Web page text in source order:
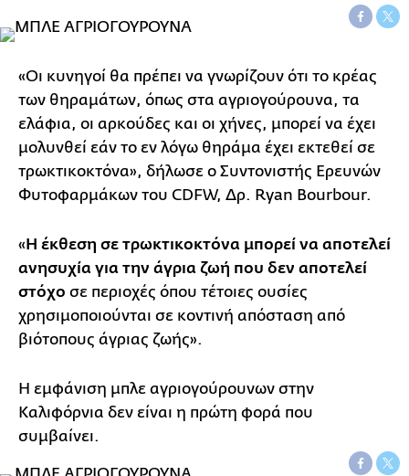
«Οι κυνηγοί θα πρέπει να γνωρίζουν ότι το κρέας
των θηραμάτων, όπως στα αγριογούρουνα, τα
ελάφια, οι αρκούδες και οι χήνες, μπορεί να έχει
μολυνθεί εάν το εν λόγω θηράμα έχει εκτεθεί σε
τρωκτικοκτόνα», δήλωσε ο Συντονιστής Ερευνών
Φυτοφαρμάκων του CDFW, Δρ. Ryan Bourbour.
«Η έκθεση σε τρωκτικοκτόνα μπορεί να αποτελεί
ανησυχία για την άγρια ζωή που δεν αποτελεί
στόχο σε περιοχές όπου τέτοιες ουσίες
χρησιμοποιούνται σε κοντινή απόσταση από
βιότοπους άγριας ζωής».
Η εμφάνιση μπλε αγριογούρουνων στην
Καλιφόρνια δεν είναι η πρώτη φορά που
συμβαίνει.